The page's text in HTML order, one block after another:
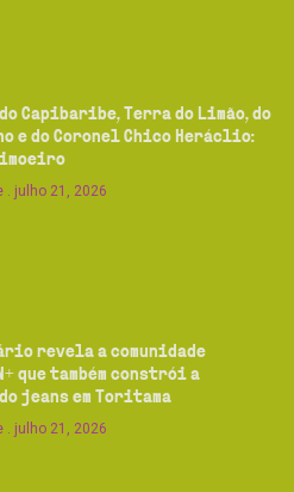
Capibaribe, Terra do Limão, do
e do Coronel Chico Heráclio:
julho 21, 2026
revela a comunidade
que também constrói a
jeans em Toritama
julho 21, 2026